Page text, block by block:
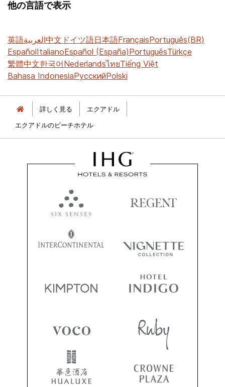
他の言語で表示
英語العربية中文 ドイツ語日本語FrançaisPortuguês(BR)
EspañolItalianoEspañol (España)PortuguêsTürkçe
繁體中文한국어NederlandsไทยTiếng Việt
Bahasa IndonesiaРусскийPolski
詳しく見る
エクアドル
エクアドルのビーチホテル